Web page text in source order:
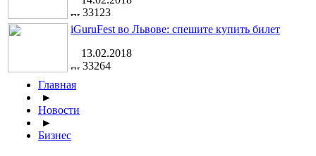
33123
iGuruFest во Львове: спешите купить билет
13.02.2018
33264
Главная
►
Новости
►
Бизнес